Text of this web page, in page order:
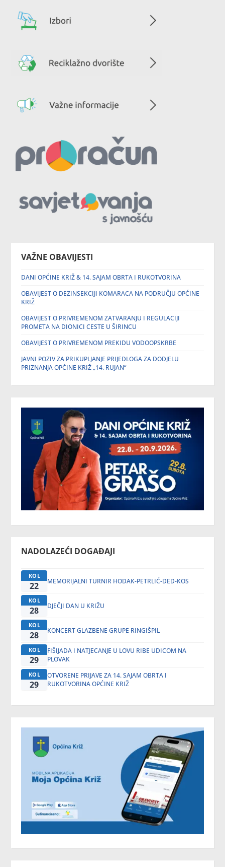
VAŽNE OBAVIJESTI
DANI OPĆINE KRIŽ & 14. SAJAM OBRTA I RUKOTVORINA
OBAVIJEST O DEZINSEKCIJI KOMARACA NA PODRUČJU OPĆINE
KRIŽ
OBAVIJEST O PRIVREMENOM ZATVARANJU I REGULACIJI
PROMETA NA DIONICI CESTE U ŠIRINCU
OBAVIJEST O PRIVREMENOM PREKIDU VODOOPSKRBE
JAVNI POZIV ZA PRIKUPLJANJE PRIJEDLOGA ZA DODJELU
PRIZNANJA OPĆINE KRIŽ „14. RUJAN“
NADOLAZEĆI DOGAĐAJI
KOL
22 MEMORIJALNI TURNIR HODAK-PETRLIĆ-DED-KOS
KOL
28 DJEČJI DAN U KRIŽU
KOL
28 KONCERT GLAZBENE GRUPE RINGIŠPIL
KOL
29
FIŠIJADA I NATJECANJE U LOVU RIBE UDICOM NA
PLOVAK
KOL
29
OTVORENE PRIJAVE ZA 14. SAJAM OBRTA I
RUKOTVORINA OPĆINE KRIŽ